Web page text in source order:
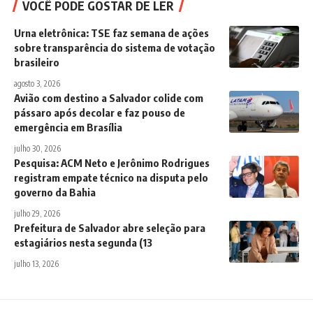
VOCÊ PODE GOSTAR DE LER
Urna eletrônica: TSE faz semana de ações
sobre transparência do sistema de votação
brasileiro
agosto 3, 2026
Avião com destino a Salvador colide com
pássaro após decolar e faz pouso de
emergência em Brasília
julho 30, 2026
Pesquisa: ACM Neto e Jerônimo Rodrigues
registram empate técnico na disputa pelo
governo da Bahia
julho 29, 2026
Prefeitura de Salvador abre seleção para
estagiários nesta segunda (13
julho 13, 2026